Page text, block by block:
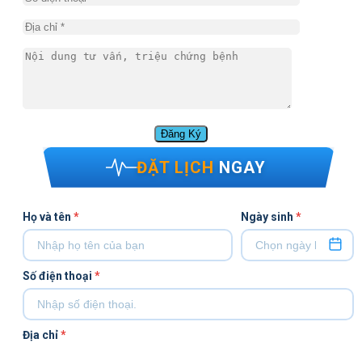
ĐẶT LỊCH NGAY
Họ và tên * Ngày sinh*
Số điện thoại *
Địa chỉ*